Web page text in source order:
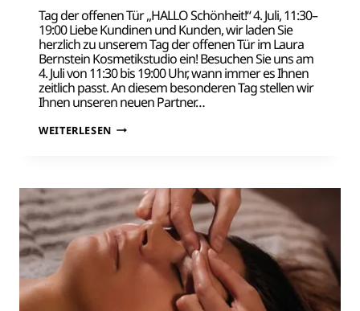
Tag der offenen Tür ,,HALLO Schönheit!“ 4. Juli, 11:30–
19:00 Liebe Kundinen und Kunden, wir laden Sie
herzlich zu unserem Tag der offenen Tür im Laura
Bernstein Kosmetikstudio ein! Besuchen Sie uns am
4. Juli von 11:30 bis 19:00 Uhr, wann immer es Ihnen
zeitlich passt. An diesem besonderen Tag stellen wir
Ihnen unseren neuen Partner…
WEITERLESEN TAG